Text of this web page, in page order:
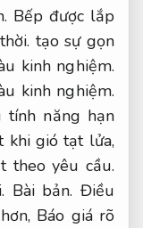
Bếp được lắp
tạo sự gọn
kinh nghiệm.
kinh nghiệm.
tính năng hạn
khi gió tạt lửa,
theo yêu cầu.
Bài bản. Điều
Báo giá rõ